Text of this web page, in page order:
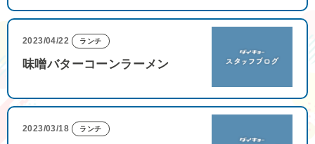
2023/04/22 ランチ
味噌バターコーンラーメン
2023/03/18 ランチ